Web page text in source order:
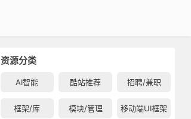
资源分类
AI智能 酷站推荐 招聘/兼职
框架/库 模块/管理 移动端UI框架